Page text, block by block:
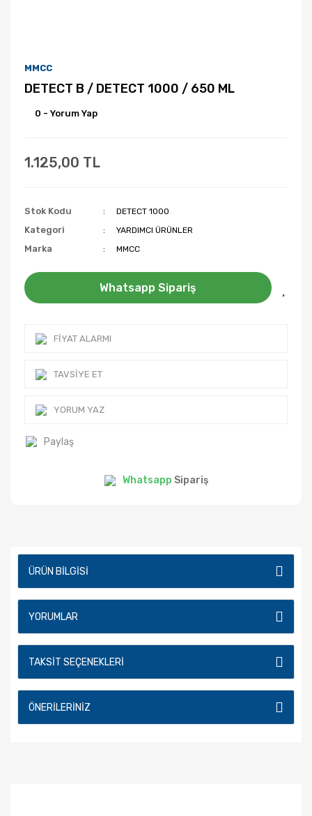
MMCC
DETECT B / DETECT 1000 / 650 ML
0 - Yorum Yap
1.125,00 TL
Stok Kodu DETECT 1000
Kategori YARDIMCI ÜRÜNLER
Marka MMCC
Whatsapp Sipariş
FIYAT ALARMI
TAVSIYE ET
YORUM YAZ
Paylaş
Whatsapp Sipariş
ÜRÜN BILGISI
YORUMLAR
TAKSIT SEÇENEKLERI
ÖNERILERINIZ